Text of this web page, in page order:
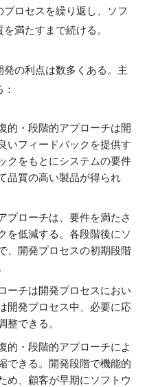
ロセスを繰り返し、ソフ
満たすまで続ける。
の利点は数多くある。主
的・段階的アプローチは開
いフィードバックを提供す
クをもとにシステムの要件
品質の高い製品が得られ
プローチは、要件を満たさ
を低減する。各段階後にソ
、開発プロセスの初期段階
ーチは開発プロセスにおい
開発プロセス中、必要に応
整できる。
的・段階的アプローチによ
できる。開発段階で機能的
め、顧客が早期にソフトウ